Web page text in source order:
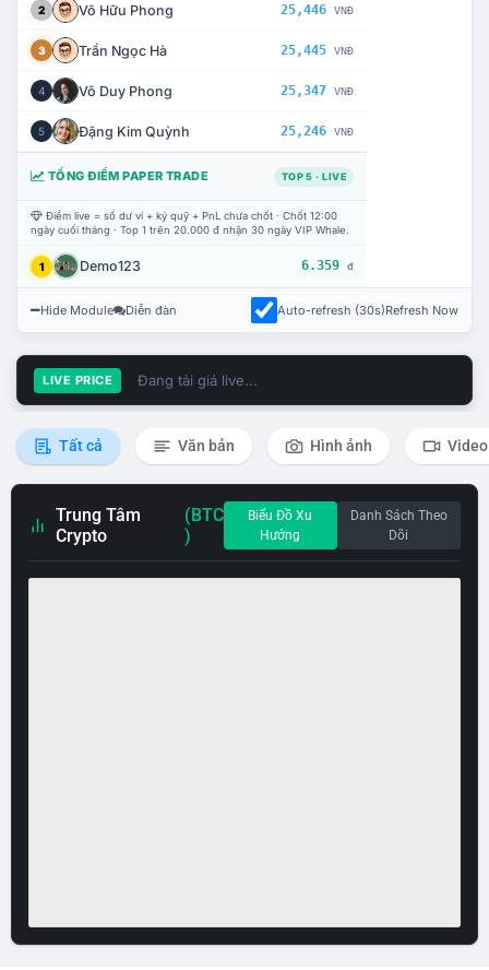
2 Võ Hữu Phong 25,446 VNĐ
3 Trần Ngọc Hà 25,445 VNĐ
4 Võ Duy Phong 25,347 VNĐ
5 Đặng Kim Quỳnh 25,246 VNĐ
TỔNG ĐIỂM PAPER TRADE TOP 5 · LIVE
Điểm live = số dư ví + ký quỹ + PnL chưa chốt · Chốt 12:00
ngày cuối tháng · Top 1 trên 20.000 đ nhận 30 ngày VIP Whale.
1 Demo123 6.359 đ
Hide Module Diễn đàn Auto-refresh (30s)Refresh Now
LIVE PRICE Đang tải giá live...
Tất cả Văn bản Hình ảnh Video
Trung Tâm
Crypto
(BTC
)
Biểu Đồ Xu
Hướng
Danh Sách Theo
Dõi